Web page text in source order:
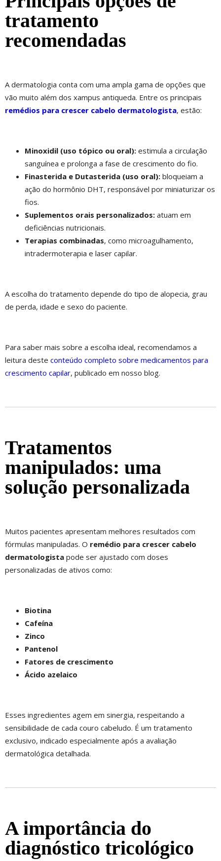
tratamento
recomendadas
A dermatologia conta com uma ampla gama de opções que
vão muito além dos xampus antiqueda. Entre os principais
remédios para crescer cabelo dermatologista, estão:
Minoxidil (uso tópico ou oral): estimula a circulação
sanguínea e prolonga a fase de crescimento do fio.
Finasterida e Dutasterida (uso oral): bloqueiam a
ação do hormônio DHT, responsável por miniaturizar os
fios.
Suplementos orais personalizados: atuam em
deficiências nutricionais.
Terapias combinadas, como microagulhamento,
intradermoterapia e laser capilar.
A escolha do tratamento depende do tipo de alopecia, grau
de perda, idade e sexo do paciente.
Para saber mais sobre a escolha ideal, recomendamos a
leitura deste conteúdo completo sobre medicamentos para
crescimento capilar, publicado em nosso blog.
Tratamentos
manipulados: uma
solução personalizada
Muitos pacientes apresentam melhores resultados com
fórmulas manipuladas. O remédio para crescer cabelo
dermatologista pode ser ajustado com doses
personalizadas de ativos como:
Biotina
Cafeína
Zinco
Pantenol
Fatores de crescimento
Ácido azelaico
Esses ingredientes agem em sinergia, respeitando a
sensibilidade de cada couro cabeludo. É um tratamento
exclusivo, indicado especialmente após a avaliação
dermatológica detalhada.
A importância do
diagnóstico tricológico